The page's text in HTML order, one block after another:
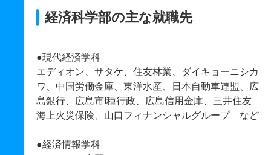
経済科学部の主な就職先
●現代経済学科
エディオン、サタケ、住友林業、ダイキョーニシカ
ワ、中国労働金庫、東洋水産、日本自動車連盟、広
島銀行、広島市I種行政、広島信用金庫、三井住友
海上火災保険、山口フィナンシャルグループ など
●経済情報学科